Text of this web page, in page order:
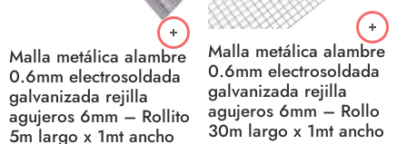
Malla metálica alambre
0.6mm electrosoldada
galvanizada rejilla
agujeros 6mm – Rollito
5m largo x 1mt ancho
Malla metálica alambre
0.6mm electrosoldada
galvanizada rejilla
agujeros 6mm – Rollo
30m largo x 1mt ancho